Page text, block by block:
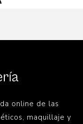
online de las
maquillaje y